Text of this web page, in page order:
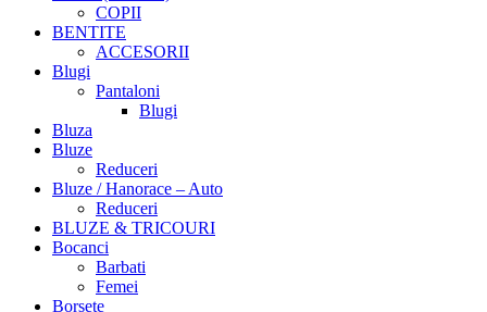
COPII
BENTITE
ACCESORII
Blugi
Pantaloni
Blugi
Bluza
Bluze
Reduceri
Bluze / Hanorace – Auto
Reduceri
BLUZE & TRICOURI
Bocanci
Barbati
Femei
Borsete